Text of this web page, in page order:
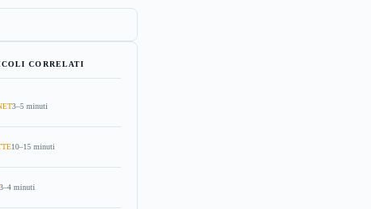
CORRELATI
3–5 minuti
10–15 minuti
minuti